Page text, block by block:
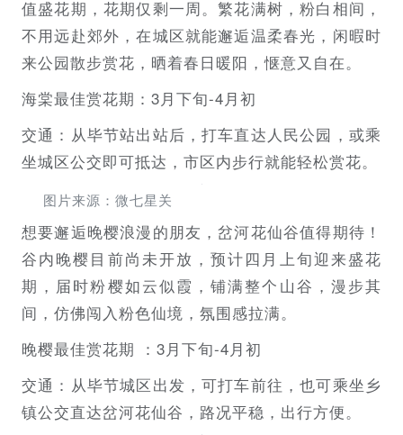
值盛花期，花期仅剩一周。繁花满树，粉白相间，
不用远赴郊外，在城区就能邂逅温柔春光，闲暇时
来公园散步赏花，晒着春日暖阳，惬意又自在。
海棠最佳赏花期：3月下旬-4月初
交通：从毕节站出站后，打车直达人民公园，或乘
坐城区公交即可抵达，市区内步行就能轻松赏花。
图片来源：微七星关
想要邂逅晚樱浪漫的朋友，岔河花仙谷值得期待！
谷内晚樱目前尚未开放，预计四月上旬迎来盛花
期，届时粉樱如云似霞，铺满整个山谷，漫步其
间，仿佛闯入粉色仙境，氛围感拉满。
晚樱最佳赏花期 ：3月下旬-4月初
交通：从毕节城区出发，可打车前往，也可乘坐乡
镇公交直达岔河花仙谷，路况平稳，出行方便。